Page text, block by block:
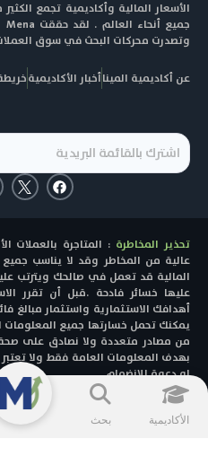
الأسعار المالية وأكاديمية تجمع
وتصدرت محركات البحث في سوق
عن أكاديمية الميناأخبار الأكاديمية
F
a
c
o
o
k
تحذير المخاطرة : المتاجرة بالعملات
عالية من المخاطر وقد لا يناسب جميع
المالية قد تعمل في صالحك ويترتب
عليها خسائر فادحة .قبل أن تقرر
أهدافك الاستثمارية واستثمار مبالغ
يمكنك تحمل خسارتها جميع
من مصادر متعددة ولا نصادق على
بهدف المعلومات العامة فقط ولا
او دعوة للانضمام
© 2025 - MENACAD All Rights Reserved.
الأكاديمية بحث